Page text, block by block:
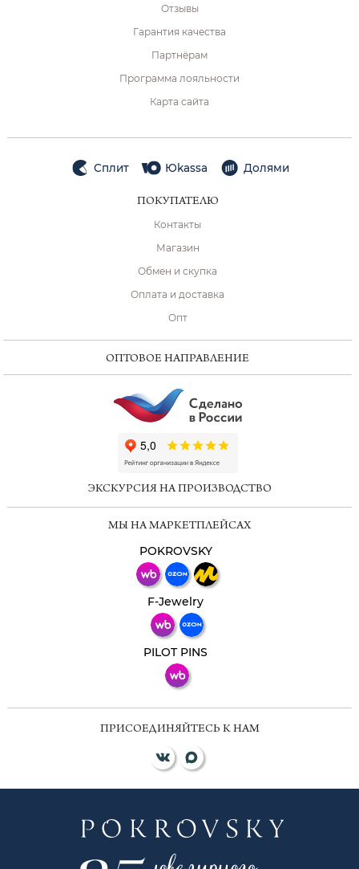
Отзывы
Гарантия качества
Партнёрам
Программа лояльности
Карта сайта
Сплит Юkassa Долями
ПОКУПАТЕЛЮ
Контакты
Магазин
Обмен и скупка
Оплата и доставка
Опт
ОПТОВОЕ НАПРАВЛЕНИЕ
ЭКСКУРСИЯ НА ПРОИЗВОДСТВО
МЫ НА МАРКЕТПЛЕЙСАХ
POKROVSKY
F-Jewelry
PILOT PINS
ПРИСОЕДИНЯЙТЕСЬ К НАМ